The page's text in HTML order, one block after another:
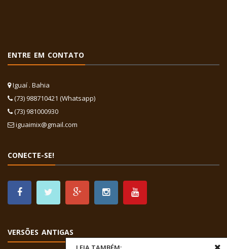
ENTRE EM CONTATO
Iguaí . Bahia
(73) 988710421 (Whatsapp)
(73) 981000930
iguaimix@gmail.com
CONECTE-SE!
VERSÕES ANTIGAS